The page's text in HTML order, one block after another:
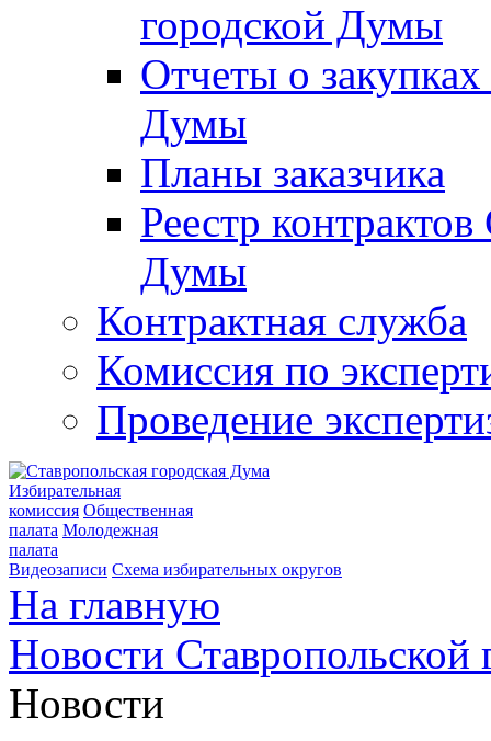
городской Думы
Отчеты о
Думы
Планы заказчика
Реестр
Думы
Контрактная служба
Комиссия по
Проведение
Избирательная
комиссия Общественная
палата Молодежная
палата
Видеозаписи Схема избирательных округов
На главную
Новости
Новости